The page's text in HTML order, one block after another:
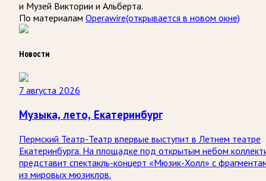
и Музей Виктории и Альберта.
По материалам Operawire(открывается в новом окне)
Новости
7 августа 2026
Музыка, лето, Екатеринбург
Пермский Театр-Театр впервые выступит в Летнем театре
Екатеринбурга. На площадке под открытым небом
представит спектакль-концерт «Мюзик-Холл» с
из мировых мюзиклов.